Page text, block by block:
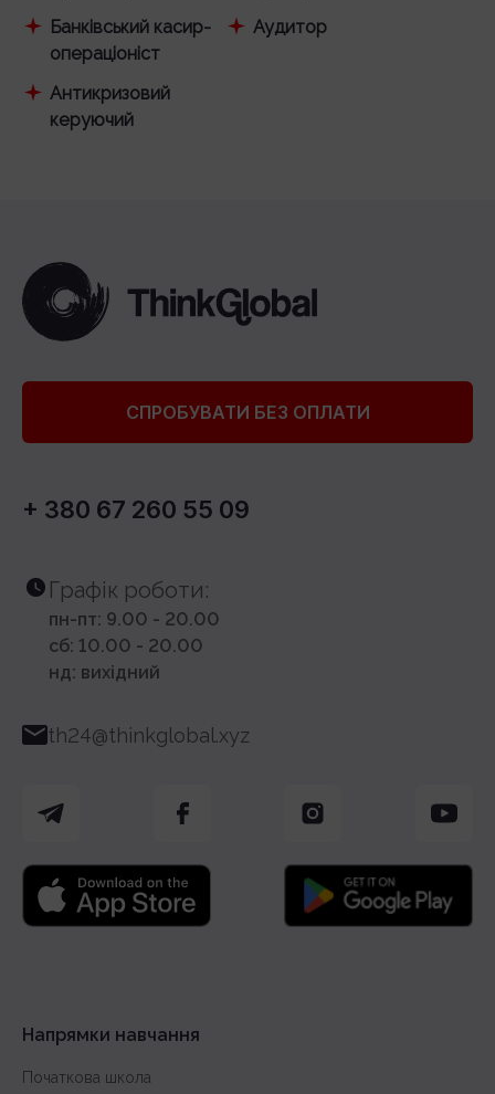
Банківський касир-
операціоніст
Аудитор
Антикризовий
керуючий
СПРОБУВАТИ БЕЗ ОПЛАТИ
+ 380 67 260 55 09
th24@thinkglobal.xyz
Графік роботи:
пн-пт: 9.00 - 20.00
сб: 10.00 - 20.00
нд: вихідний
Напрямки навчання
Початкова школа